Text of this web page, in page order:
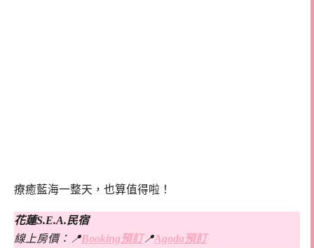
療癒藍海一整天，也算值得啦！
花蓮S.E.A.民宿
線上房價：📍Booking預訂📍Agoda預訂